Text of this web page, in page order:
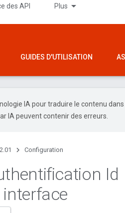
des API Plus
GUIDES D'UTILISATION
IA pour traduire le contenu
IA peuvent contenir des erreurs.
Configuration
Id
interface